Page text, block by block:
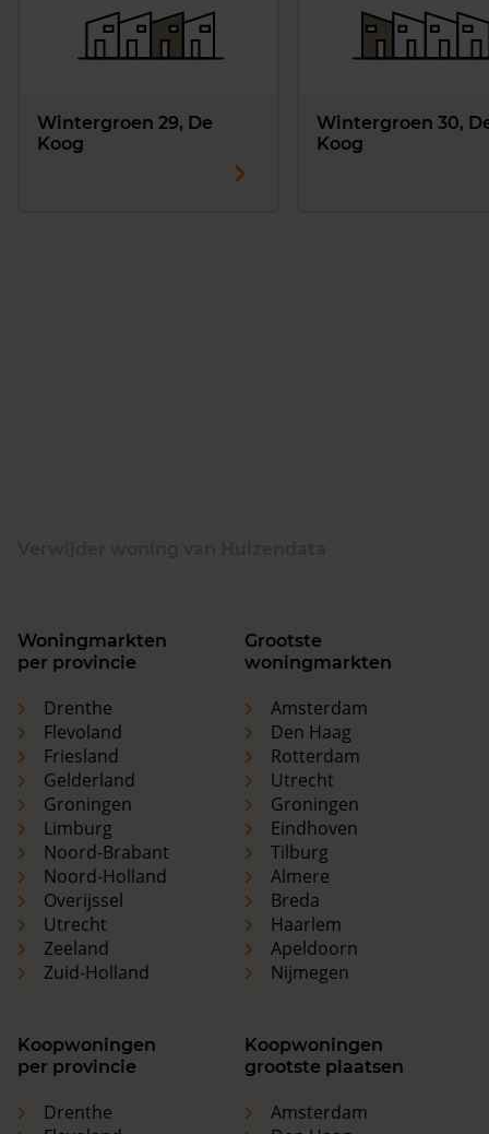
Wintergroen 29, De
Koog
Wintergroen 30,
Koog
Woningmarkten
per provincie
Drenthe
Flevoland
Friesland
Gelderland
Groningen
Limburg
Noord-Brabant
Noord-Holland
Overijssel
Utrecht
Zeeland
Zuid-Holland
Grootste
woningmarkten
Amsterdam
Den Haag
Rotterdam
Utrecht
Groningen
Eindhoven
Tilburg
Almere
Breda
Haarlem
Apeldoorn
Nijmegen
Koopwoningen
per provincie
Drenthe
Koopwoningen
grootste plaatsen
Amsterdam